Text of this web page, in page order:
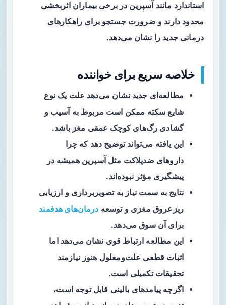
استاندارد مانند آسپرین در برخی بیماران اثربخشی
محدود دارند و ضرورت جستجو برای راهکارهای
درمانی جدید را نشان می‌دهد.
خلاصه سریع برای خواننده
مطالعه‌ای جدید نشان می‌دهد علت یک نوع
شایع سکته ممکن است مربوط به آسیب و
گشادی رگ‌های کوچک عمقی مغز باشد.
این یافته می‌تواند توضیح دهد که چرا
داروهای ضدپلاکت مثلآسپرین همیشه در
پیشگیری مؤثر نبوده‌اند.
نتایج به سمت نیاز به تصویربرداری و ارزیابی
ریزعروق مغزی و توسعه درمان‌های هدفمند
برای آن سوق می‌دهد.
این مطالعه ارتباط قوی نشان می‌دهد اما
اثبات قطعی علت‌ومعلول هنوز نیازمند
تحقیقات تکمیلی است.
اگرچه پیامدهای بالینی قابل توجه است،